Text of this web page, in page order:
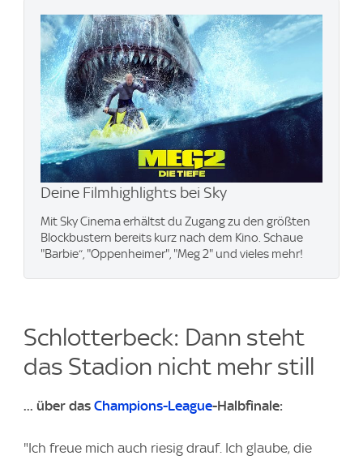
Deine Filmhighlights bei Sky
Mit Sky Cinema erhältst du Zugang zu den größten
Blockbustern bereits kurz nach dem Kino. Schaue
"Barbie“, "Oppenheimer", "Meg 2" und vieles mehr!
Schlotterbeck: Dann steht
das Stadion nicht mehr still
... über das Champions-League-Halbfinale:
"Ich freue mich auch riesig drauf. Ich glaube, die